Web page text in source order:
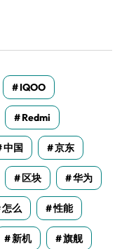
IQOO
Redmi
中国 京东
区块 华为
怎么 性能
新机 旗舰